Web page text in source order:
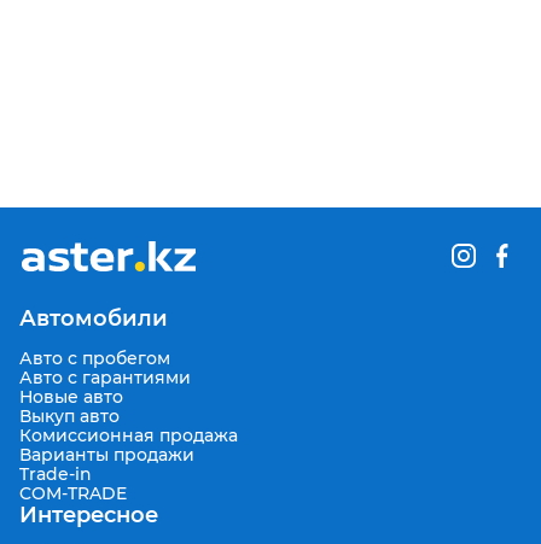
Автомобили
Авто с пробегом
Авто с гарантиями
Новые авто
Выкуп авто
Комиссионная продажа
Варианты продажи
Trade-in
COM-TRADE
Интересное